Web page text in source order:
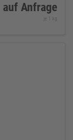
auf Anfrage
je 1 kg